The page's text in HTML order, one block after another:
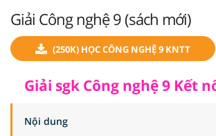
Giải Công nghệ 9 (sách mới)
(250K) HỌC CÔNG NGHỆ 9 KNTT
Giải sgk Công nghệ 9 Kết
Nội dung